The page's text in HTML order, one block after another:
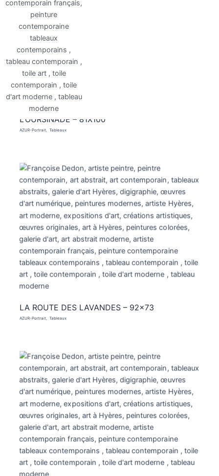
L’OURSINADE – 81X100
AZUR-Portrait Tableaux
LA ROUTE DES LAVANDES – 92×73
AZUR-Portrait Tableaux